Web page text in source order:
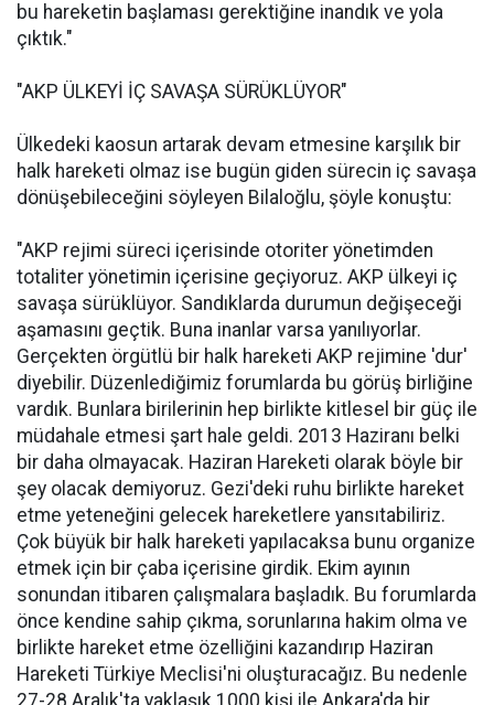
bu hareketin başlaması gerektiğine inandık ve yola
çıktık."
"AKP ÜLKEYİ İÇ SAVAŞA SÜRÜKLÜYOR"
Ülkedeki kaosun artarak devam etmesine karşılık bir
halk hareketi olmaz ise bugün giden sürecin iç savaşa
dönüşebileceğini söyleyen Bilaloğlu, şöyle konuştu:
"AKP rejimi süreci içerisinde otoriter yönetimden
totaliter yönetimin içerisine geçiyoruz. AKP ülkeyi iç
savaşa sürüklüyor. Sandıklarda durumun değişeceği
aşamasını geçtik. Buna inanlar varsa yanılıyorlar.
Gerçekten örgütlü bir halk hareketi AKP rejimine 'dur'
diyebilir. Düzenlediğimiz forumlarda bu görüş birliğine
vardık. Bunlara birilerinin hep birlikte kitlesel bir güç ile
müdahale etmesi şart hale geldi. 2013 Haziranı belki
bir daha olmayacak. Haziran Hareketi olarak böyle bir
şey olacak demiyoruz. Gezi'deki ruhu birlikte hareket
etme yeteneğini gelecek hareketlere yansıtabiliriz.
Çok büyük bir halk hareketi yapılacaksa bunu organize
etmek için bir çaba içerisine girdik. Ekim ayının
sonundan itibaren çalışmalara başladık. Bu forumlarda
önce kendine sahip çıkma, sorunlarına hakim olma ve
birlikte hareket etme özelliğini kazandırıp Haziran
Hareketi Türkiye Meclisi'ni oluşturacağız. Bu nedenle
27-28 Aralık'ta yaklaşık 1000 kişi ile Ankara'da bir